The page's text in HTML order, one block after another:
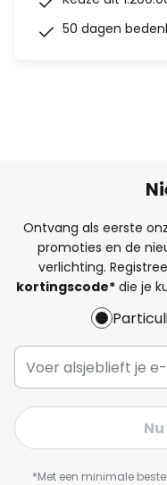
50 dagen
Ontvang als eerste
promoties en de
verlichting.
kortingscode*die je
*Met een minimale